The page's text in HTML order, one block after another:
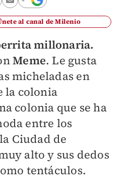
al canal de Milenio
millonaria.
Meme. Le gusta
micheladas en
la colonia
colonia que se ha
entre los
Ciudad de
alto y sus dedos
tentáculos.